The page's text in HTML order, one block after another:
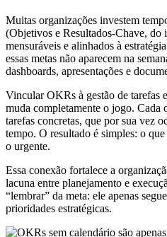
Muitas organizações investem
(Objetivos e Resultados-Chave, do
mensuráveis e alinhados à
essas metas não aparecem na
dashboards, apresentações e
Vincular OKRs à gestão de tarefas
muda completamente o jogo. Cada
tarefas concretas, que por sua vez
tempo. O resultado é simples: o
o urgente.
Essa conexão fortalece a
lacuna entre planejamento e
“lembrar” da meta: ele apenas
prioridades estratégicas.